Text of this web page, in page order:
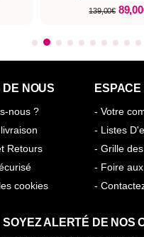
139,00€
DE NOUS
nous ?
Retours
cookies
- Votre
- Listes
- Grille
- Foire
-
SOYEZ ALERTÉ DE NOS